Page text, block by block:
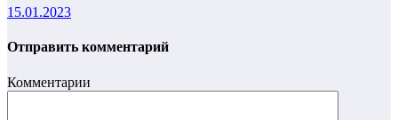
15.01.2023
Отправить комментарий
Комментарии